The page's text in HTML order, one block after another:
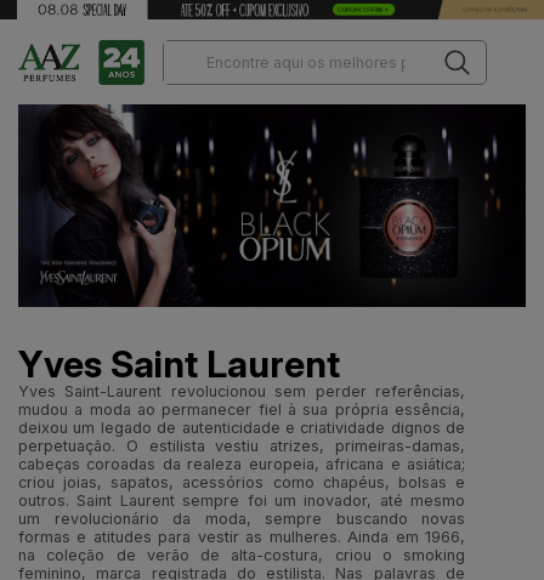
Yves Saint Laurent
Yves Saint-Laurent revolucionou sem perder referências,
mudou a moda ao permanecer fiel à sua própria essência,
deixou um legado de autenticidade e criatividade dignos de
perpetuação. O estilista vestiu atrizes, primeiras-damas,
cabeças coroadas da realeza europeia, africana e asiática;
criou joias, sapatos, acessórios como chapéus, bolsas e
outros. Saint Laurent sempre foi um inovador, até mesmo
um revolucionário da moda, sempre buscando novas
formas e atitudes para vestir as mulheres. Ainda em 1966,
na coleção de verão de alta-costura, criou o smoking
feminino, marca registrada do estilista. Nas palavras de